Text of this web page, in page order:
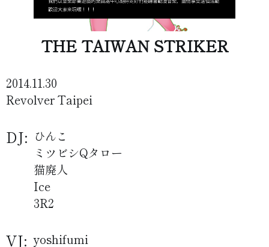
THE TAIWAN STRIKER
2014.11.30
Revolver Taipei
DJ: ひんこ
ミツビシQタロー
猫廃人
Ice
3R2
VJ: yoshifumi